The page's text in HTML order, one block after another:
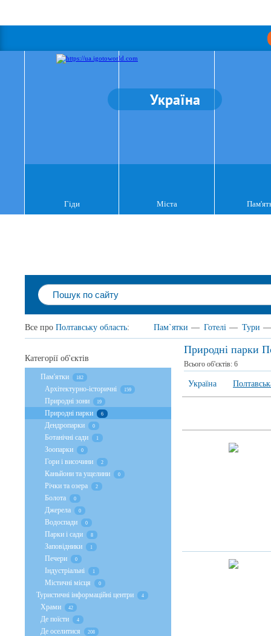
Україна
Гіди Міста
Все про Полтавську область: Пам`ятки — Готелі — Тури —
Природні парки
Всього об'єктів: 6
Україна
Категорії об'єктів
Пам'ятки 182
Архітектурно-історичні 159
Природні зони 19
Природні парки 6
Дендропарки 0
Ботанічні сади 1
Зоопарки 0
Гори і височини 2
Каньйони та ущелини 0
Річки та озера 2
Болота 0
Джерела 0
Водоспади 0
Парки і сади 8
Заповідники 1
Печери 0
Індустріальні 1
Містичні місця 0
Туристичні інформаційні центри 4
Храми 42
Де поїсти 4
Де оселитися 208